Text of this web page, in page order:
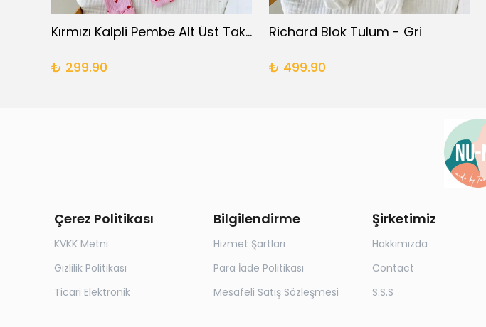
Kırmızı Kalpli Pembe Alt Üst Takım
₺ 299.90
Richard Blok Tulum - Gri
₺ 499.90
Çerez Politikası
KVKK Metni
Gizlilik Politikası
Ticari Elektronik
Bilgilendirme
Hizmet Şartları
Para İade Politikası
Mesafeli Satış Sözleşmesi
Şirketimiz
Hakkımızda
Contact
S.S.S